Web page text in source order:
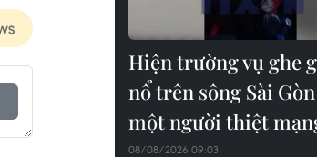
Hiện trường vụ ghe
nổ trên sông Sài
một người thiệt
08/08/2026 09:03